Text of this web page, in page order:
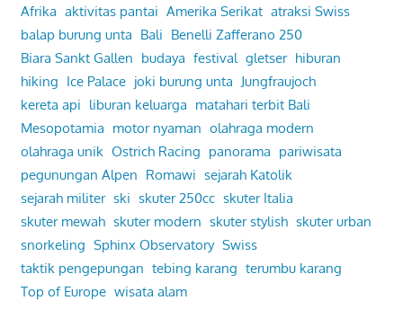
Afrika aktivitas pantai Amerika Serikat atraksi Swiss
balap burung unta Bali Benelli Zafferano 250
Biara Sankt Gallen budaya festival gletser hiburan
hiking Ice Palace joki burung unta Jungfraujoch
kereta api liburan keluarga matahari terbit Bali
Mesopotamia motor nyaman olahraga modern
olahraga unik Ostrich Racing panorama pariwisata
pegunungan Alpen Romawi sejarah Katolik
sejarah militer ski skuter 250cc skuter Italia
skuter mewah skuter modern skuter stylish skuter urban
snorkeling Sphinx Observatory Swiss
taktik pengepungan tebing karang terumbu karang
Top of Europe wisata alam